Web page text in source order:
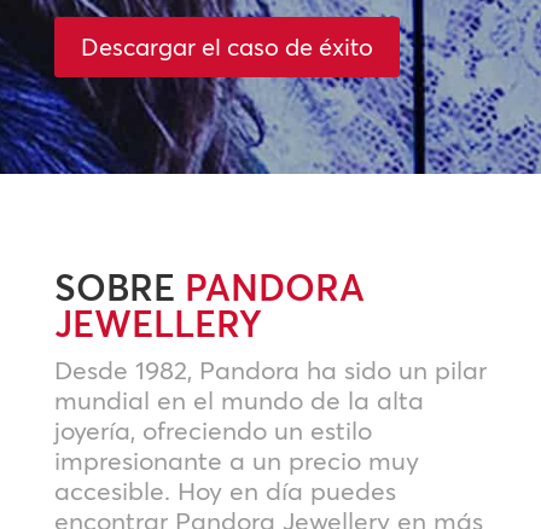
Descargar el caso de éxito
SOBRE PANDORA
JEWELLERY
Desde 1982, Pandora ha sido un pilar
mundial en el mundo de la alta
joyería, ofreciendo un estilo
impresionante a un precio muy
accesible. Hoy en día puedes
encontrar Pandora Jewellery en más